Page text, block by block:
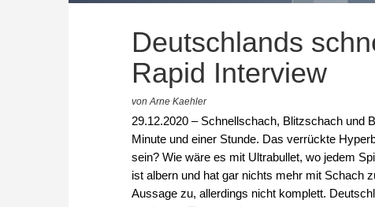
Deutschlands
Rapid Interview
von Arne Kaehler
29.12.2020 – Schnellschach, Blitzschach und
Minute und einer Stunde. Das verrückte
sein? Wie wäre es mit Ultrabullet, wo jedem
ist albern und hat gar nichts mehr mit Schach
Aussage zu, allerdings nicht komplett.